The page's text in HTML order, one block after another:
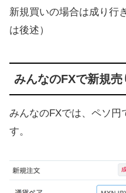
新規買いの場合は成り行
は後述）
みんなのFXで新規売
みんなのFXでは、ペソ円
す。